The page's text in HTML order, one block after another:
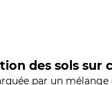
des sols sur
par un